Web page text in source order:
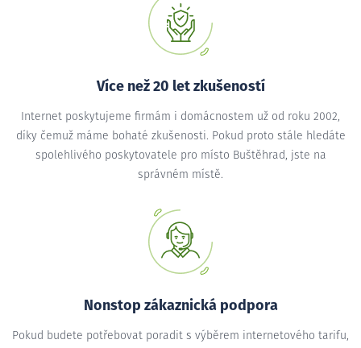
Více než 20 let zkušeností
Internet poskytujeme firmám i domácnostem už od roku 2002,
díky čemuž máme bohaté zkušenosti. Pokud proto stále hledáte
spolehlivého poskytovatele pro místo Buštěhrad, jste na
správném místě.
Nonstop zákaznická podpora
Pokud budete potřebovat poradit s výběrem internetového tarifu,